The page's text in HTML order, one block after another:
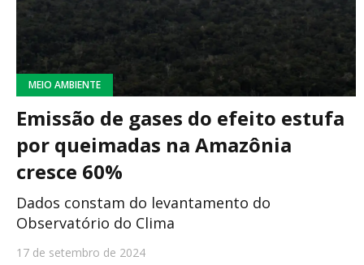
MEIO AMBIENTE
Emissão de gases do efeito estufa
por queimadas na Amazônia
cresce 60%
Dados constam do levantamento do
Observatório do Clima
17 de setembro de 2024